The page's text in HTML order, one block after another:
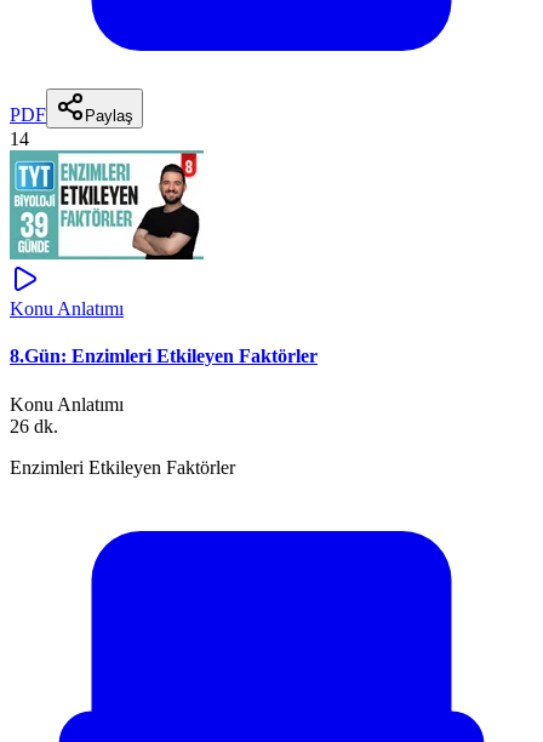
PDF Paylaş
14
Konu Anlatımı
8.Gün: Enzimleri Etkileyen Faktörler
Konu Anlatımı
26 dk.
Enzimleri Etkileyen Faktörler